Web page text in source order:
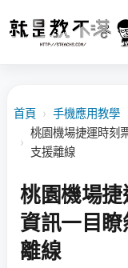
首頁 › 手機應用教學
›
桃園機場捷運時刻
支援離線
桃園機場
資訊一目
離線